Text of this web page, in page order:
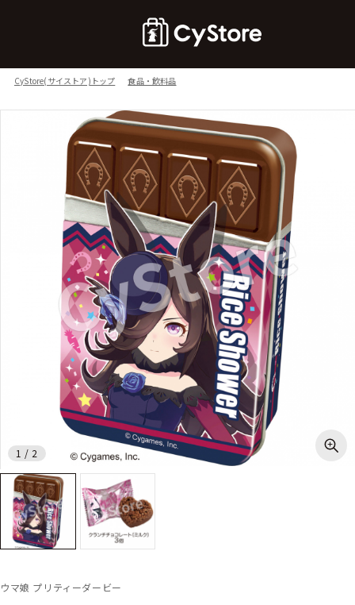
CyStore(サイストア)トップ 食品・飲料品
1 / 2
ウマ娘 プリティーダービー